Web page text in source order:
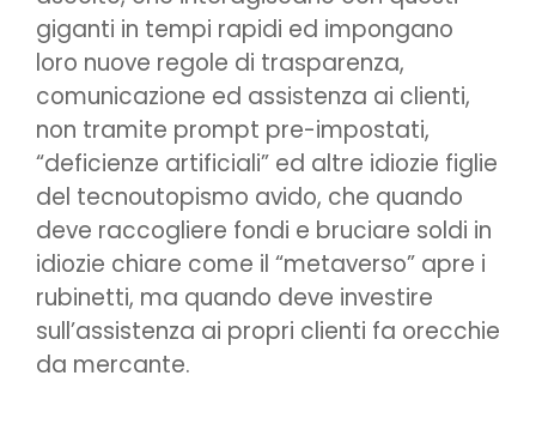
giganti in tempi rapidi ed impongano
loro nuove regole di trasparenza,
comunicazione ed assistenza ai clienti,
non tramite prompt pre-impostati,
“deficienze artificiali” ed altre idiozie figlie
del tecnoutopismo avido, che quando
deve raccogliere fondi e bruciare soldi in
idiozie chiare come il “metaverso” apre i
rubinetti, ma quando deve investire
sull’assistenza ai propri clienti fa orecchie
da mercante.